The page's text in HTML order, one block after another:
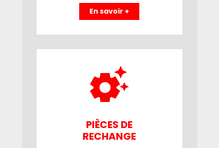
En savoir +
PIÈCES DE
RECHANGE